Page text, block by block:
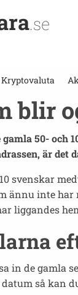
.se
Kryptovaluta
blir
50- och
är det
svenskar
ännu inte
liggandes
in de gamla
så kan